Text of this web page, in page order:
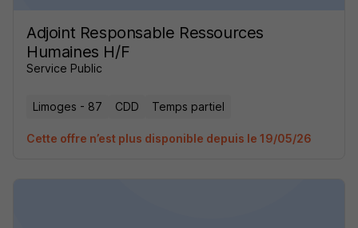
Adjoint Responsable Ressources
Humaines H/F
Service Public
Limoges - 87 CDD Temps partiel
Cette offre n’est plus disponible depuis le 19/05/26